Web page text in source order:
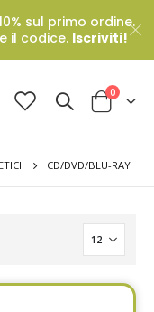
sul primo ordine.
il codice. Iscriviti!
Cart
0Prodotti
CD/DVD/BLU-RAY